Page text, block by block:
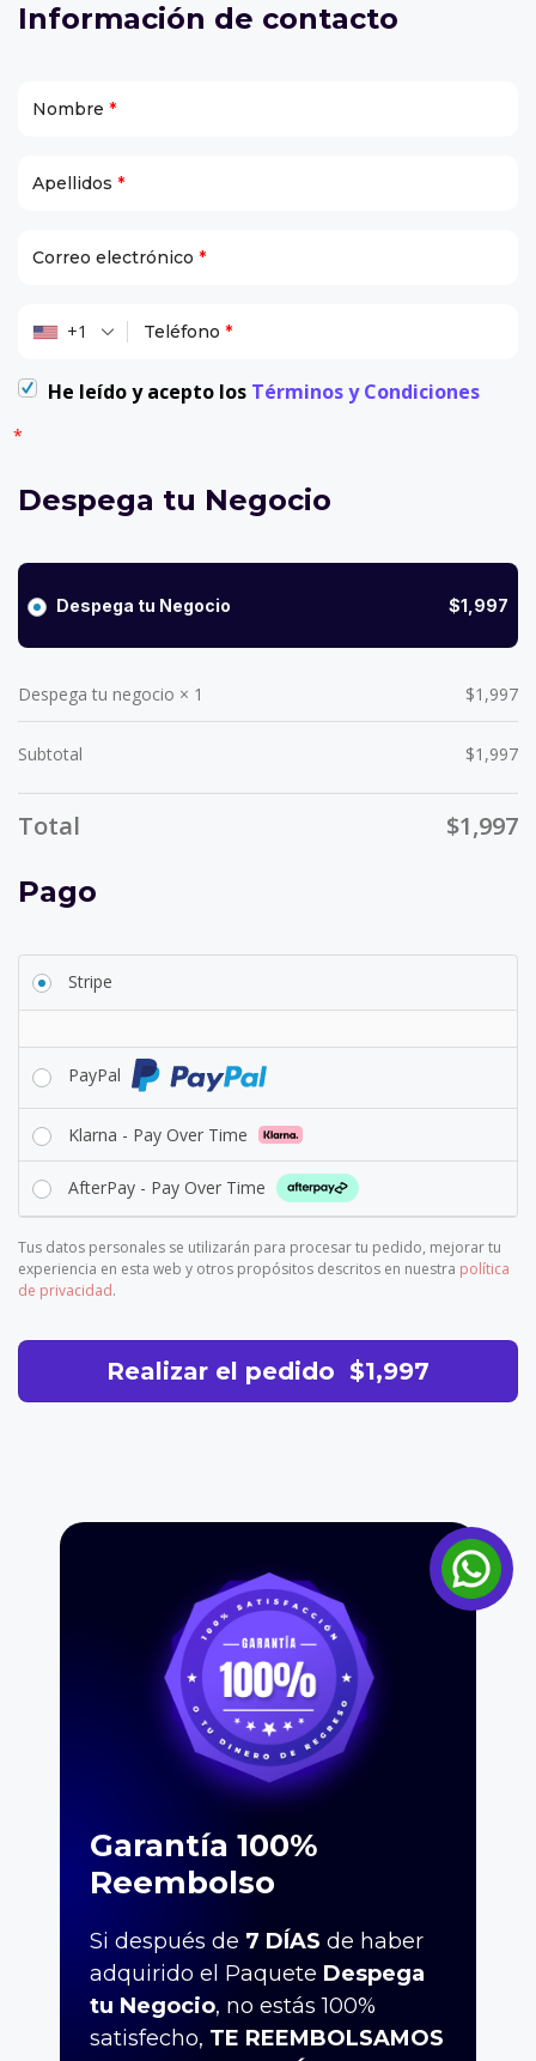
Información de contacto
Nombre *
Apellidos *
Correo electrónico *
Teléfono *
+1
He leído y acepto los Términos y Condiciones
*
Despega tu Negocio
Despega tu Negocio $1,997
Despega tu negocio × 1 $1,997
Subtotal $1,997
Total $1,997
Pago
Stripe
PayPal
Klarna - Pay Over Time
AfterPay - Pay Over Time
Tus datos personales se utilizarán para procesar tu pedido, mejorar tu
experiencia en esta web y otros propósitos descritos en nuestra política
de privacidad.
Realizar el pedido $1,997
Garantía 100%
Reembolso
Si después de 7 DÍAS de haber
adquirido el Paquete Despega
tu Negocio, no estás 100%
satisfecho, TE REEMBOLSAMOS